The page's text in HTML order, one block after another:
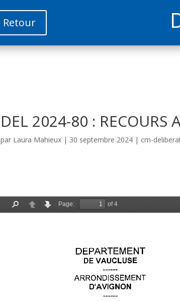
Retour
DEL 2024-80 : RECOURS
par Laura Mahieux | 30 septembre 2024 | cm-